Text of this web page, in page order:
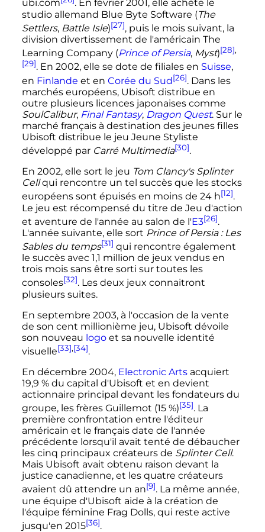
ubi.com
. En février 2001, elle achète le
studio allemand Blue Byte Software (The
Settlers, Battle Isle)[27], puis le mois suivant, la
division divertissement de l'américain The
Learning Company (Prince of Persia, Myst)[28],
[29]. En 2002, elle se dote de filiales en Suisse,
en Finlande et en Corée du Sud[26]. Dans les
marchés européens, Ubisoft distribue en
outre plusieurs licences japonaises comme
SoulCalibur, Final Fantasy, Dragon Quest. Sur le
marché français à destination des jeunes filles
Ubisoft distribue le jeu Jeune Styliste
développé par Carré Multimedia[30].
En 2002, elle sort le jeu Tom Clancy's Splinter
Cellqui rencontre un tel succès que les stocks
européens sont épuisés en moins de 24 h[12].
Le jeu est récompensé du titre de Jeu d'action
et aventure de l'année au salon de l'E3[26].
L'année suivante, elle sort Prince of Persia : Les
Sables du temps[31] qui rencontre également
le succès avec 1,1 million de jeux vendus en
trois mois sans être sorti sur toutes les
consoles[32]. Les deux jeux connaitront
plusieurs suites.
En septembre 2003, à l'occasion de la vente
de son cent millionième jeu, Ubisoft dévoile
son nouveau logoet sa nouvelle identité
visuelle[33],[34].
En décembre 2004, Electronic Artsacquiert
19,9 % du capital d'Ubisoft et en devient
actionnaire principal devant les fondateurs du
groupe, les frères Guillemot (15 %)[35]. La
première confrontation entre l'éditeur
américain et le français date de l'année
précédente lorsqu'il avait tenté de débaucher
les cinq principaux créateurs de Splinter Cell.
Mais Ubisoft avait obtenu raison devant la
justice canadienne, et les quatre créateurs
avaient dû attendre un an[9]. La même année,
une équipe d'Ubisoft aide à la création de
l'équipe féminine Frag Dolls, qui reste active
jusqu'en 2015[36].